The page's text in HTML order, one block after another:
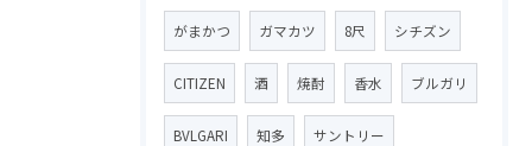
がまかつ ガマカツ 8尺 シチズン
CITIZEN 酒 焼酎 香水 ブルガリ
BVLGARI 知多 サントリー